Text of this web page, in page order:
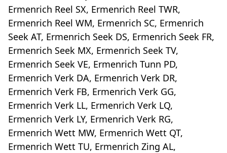
Ermenrich Reel SX, Ermenrich Reel TWR,
Ermenrich Reel WM, Ermenrich SC, Ermenrich
Seek AT, Ermenrich Seek DS, Ermenrich Seek FR,
Ermenrich Seek MX, Ermenrich Seek TV,
Ermenrich Seek VE, Ermenrich Tunn PD,
Ermenrich Verk DA, Ermenrich Verk DR,
Ermenrich Verk FB, Ermenrich Verk GG,
Ermenrich Verk LL, Ermenrich Verk LQ,
Ermenrich Verk LY, Ermenrich Verk RG,
Ermenrich Wett MW, Ermenrich Wett QT,
Ermenrich Wett TU, Ermenrich Zing AL,